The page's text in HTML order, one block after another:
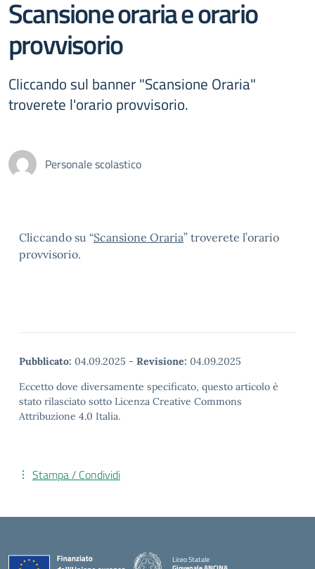
Scansione oraria e orario
provvisorio
Cliccando sul banner "Scansione Oraria"
troverete l'orario provvisorio.
Personale scolastico
Cliccando su “Scansione Oraria” troverete l’orario
provvisorio.
Pubblicato: 04.09.2025 - Revisione: 04.09.2025
Eccetto dove diversamente specificato, questo articolo è
stato rilasciato sotto Licenza Creative Commons
Attribuzione 4.0 Italia.
Stampa / Condividi
Liceo Statale